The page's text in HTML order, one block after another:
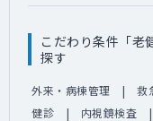
こだわり条件「老
探す
外来・病棟管理 救
健診
内視鏡検査